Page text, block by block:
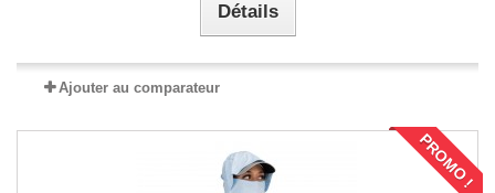
Détails
Ajouter au comparateur
PROMO !